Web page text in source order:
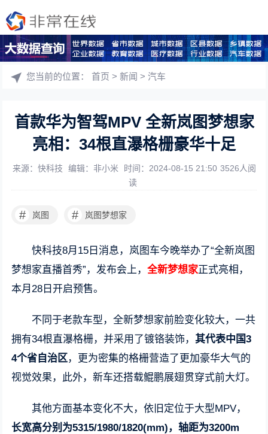
您当前的位置：首页 >新闻 >汽车
首款华为智驾MPV 全新岚图梦想家
亮相：34根直瀑格栅豪华十足
来源：快科技 编辑：非小米 时间：2024-08-15 21:50 3526人阅
读
# 岚图 # 岚图梦想家
快科技8月15日消息，岚图车今晚举办了“全新岚图
梦想家直播首秀”，发布会上，全新梦想家正式亮相，
本月28日开启预售。
不同于老款车型，全新梦想家前脸变化较大，一共
拥有34根直瀑格栅，并采用了镀铬装饰， 其代表中国3
4个省自治区，更为密集的格栅营造了更加豪华大气的
视觉效果，此外，新车还搭载鲲鹏展翅贯穿式前大灯。
其他方面基本变化不大，依旧定位于大型MPV，
长宽高分别为5315/1980/1820(mm)，轴距为3200m